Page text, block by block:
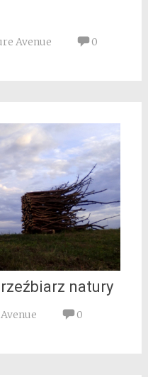
Avenue
0
natury
0